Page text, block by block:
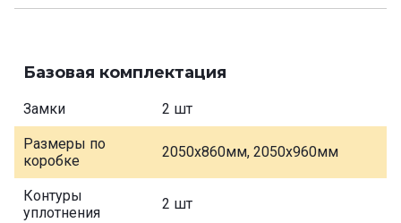
Базовая комплектация
Замки 2 шт
Размеры по
коробке
2050х860мм, 2050х960мм
Контуры
уплотнения
2 шт